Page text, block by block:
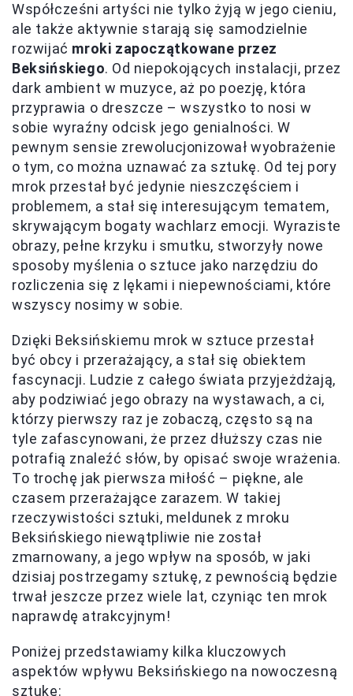
Współcześni artyści nie tylko żyją w jego cieniu,
ale także aktywnie starają się samodzielnie
rozwijać mroki zapoczątkowane przez
Beksińskiego. Od niepokojących instalacji, przez
dark ambient w muzyce, aż po poezję, która
przyprawia o dreszcze – wszystko to nosi w
sobie wyraźny odcisk jego genialności. W
pewnym sensie zrewolucjonizował wyobrażenie
o tym, co można uznawać za sztukę. Od tej pory
mrok przestał być jedynie nieszczęściem i
problemem, a stał się interesującym tematem,
skrywającym bogaty wachlarz emocji. Wyraziste
obrazy, pełne krzyku i smutku, stworzyły nowe
sposoby myślenia o sztuce jako narzędziu do
rozliczenia się z lękami i niepewnościami, które
wszyscy nosimy w sobie.
Dzięki Beksińskiemu mrok w sztuce przestał
być obcy i przerażający, a stał się obiektem
fascynacji. Ludzie z całego świata przyjeżdżają,
aby podziwiać jego obrazy na wystawach, a ci,
którzy pierwszy raz je zobaczą, często są na
tyle zafascynowani, że przez dłuższy czas nie
potrafią znaleźć słów, by opisać swoje wrażenia.
To trochę jak pierwsza miłość – piękne, ale
czasem przerażające zarazem. W takiej
rzeczywistości sztuki, meldunek z mroku
Beksińskiego niewątpliwie nie został
zmarnowany, a jego wpływ na sposób, w jaki
dzisiaj postrzegamy sztukę, z pewnością będzie
trwał jeszcze przez wiele lat, czyniąc ten mrok
naprawdę atrakcyjnym!
Poniżej przedstawiamy kilka kluczowych
aspektów wpływu Beksińskiego na nowoczesną
sztukę: